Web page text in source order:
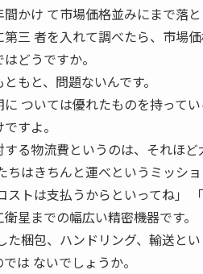
かけ て市場価格並みにまで落と
三 者を入れて調べたら、市場
どうですか。
ともと、問題ないんです。
ついては優れたものを持ってい
すよ。
する物流費というのは、それほ
ちはきちんと運べというミッショ
ストは支払うからといってね」
星までの幅広い精密機器です。
た梱包、ハンドリング、輸送と
は ないでしょうか。